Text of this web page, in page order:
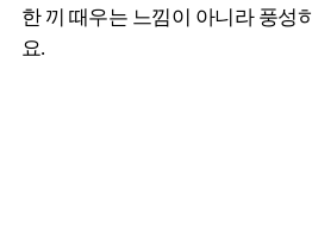
한 끼 때우는 느낌이 아니라 풍성
요.